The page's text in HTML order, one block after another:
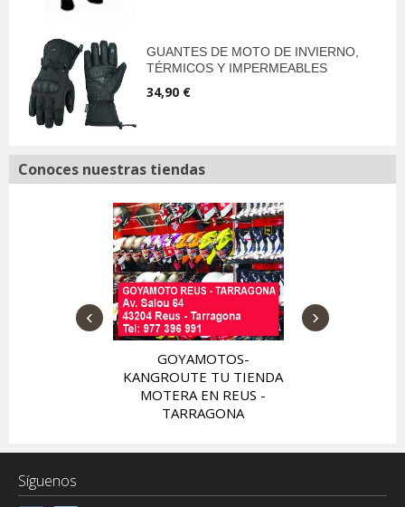
GUANTES DE MOTO DE INVIERNO,
TÉRMICOS Y IMPERMEABLES
34,90 €
Conoces nuestras tiendas
GOYAMOTOS-
KANGROUTE TU TIENDA
MOTERA EN REUS -
TARRAGONA
TIENDA Y
‹ ›
Síguenos